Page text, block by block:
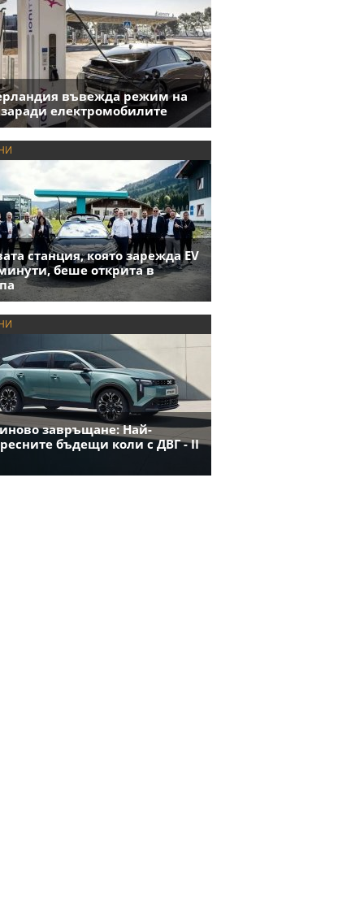
въвежда режим на
заради електромобилите
станция, която зарежда EV
беше открита в
завръщане: Най-
бъдещи коли с ДВГ - II